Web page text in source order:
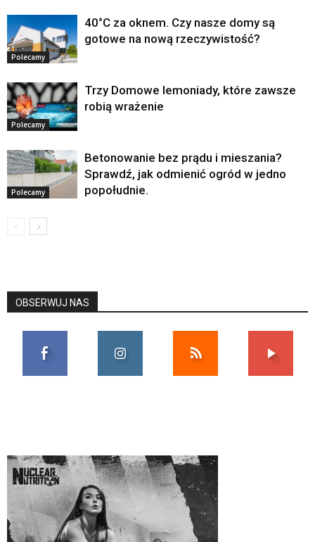
Polecamy
40°C za oknem. Czy nasze domy są
gotowe na nową rzeczywistość?
Polecamy
Trzy Domowe lemoniady, które zawsze
robią wrażenie
Polecamy
Betonowanie bez prądu i mieszania?
Sprawdź, jak odmienić ogród w jedno
popołudnie.
OBSERWUJ NAS